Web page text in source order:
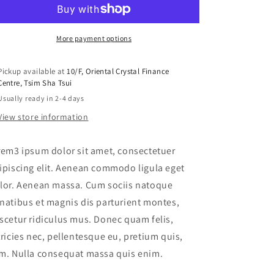
More payment options
available at10/F, Oriental Crystal Finance
Tsim Sha Tsui
ready in 2-4 days
store information
ipsum dolor sit amet, consectetuer
elit. Aenean commodo ligula eget
Aenean massa. Cum sociis natoque
et magnis dis parturient montes,
ridiculus mus. Donec quam felis,
nec, pellentesque eu, pretium quis,
Nulla consequat massa quis enim.